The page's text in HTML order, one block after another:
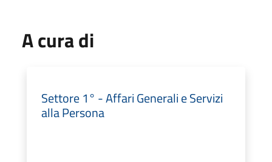
A cura di
Settore 1° - Affari Generali e Servizi
alla Persona